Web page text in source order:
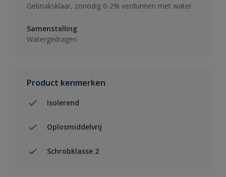
Gebruiksklaar, zonodig 0-2% verdunnen met water
Samenstelling
Watergedragen
Product kenmerken
Isolerend
Oplosmiddelvrij
Schrobklasse 2